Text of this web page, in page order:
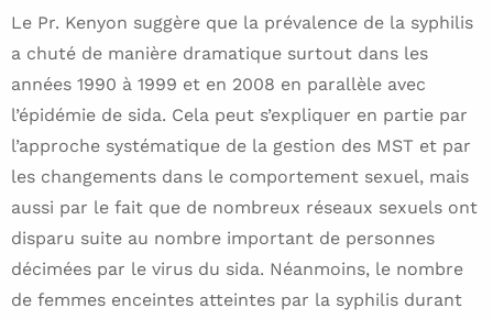
Le Pr. Kenyon suggère que la prévalence de la syphilis
a chuté de manière dramatique surtout dans les
années 1990 à 1999 et en 2008 en parallèle avec
l’épidémie de sida. Cela peut s’expliquer en partie par
l’approche systématique de la gestion des MST et par
les changements dans le comportement sexuel, mais
aussi par le fait que de nombreux réseaux sexuels ont
disparu suite au nombre important de personnes
décimées par le virus du sida. Néanmoins, le nombre
de femmes enceintes atteintes par la syphilis durant